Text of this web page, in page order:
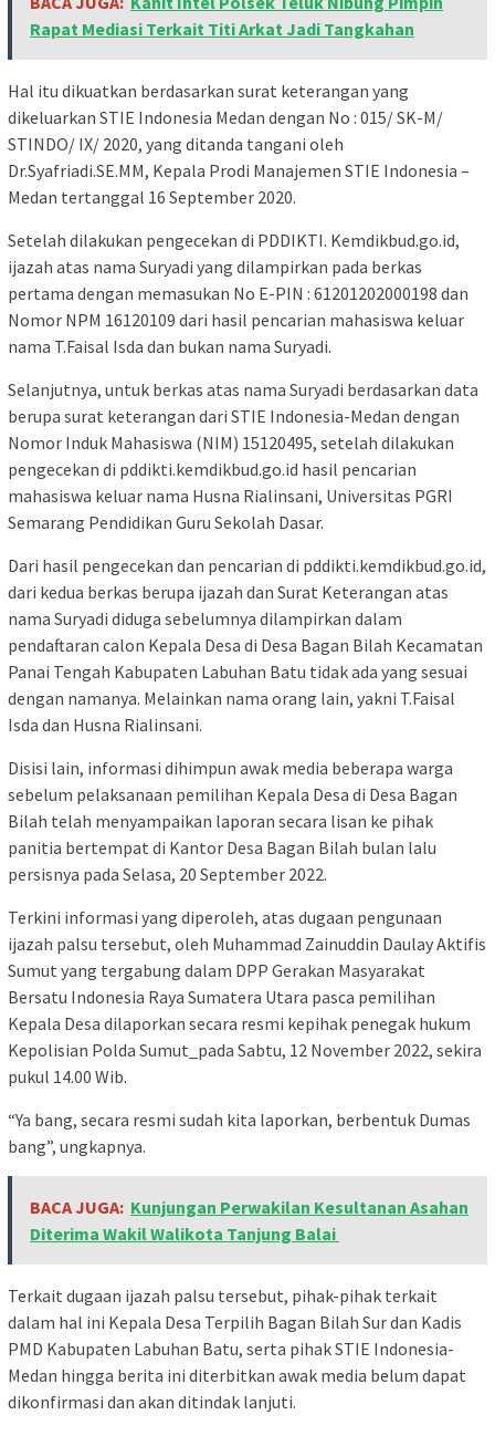
Rapat Mediasi Terkait Titi Arkat Jadi Tangkahan
Hal itu dikuatkan berdasarkan surat keterangan yang
dikeluarkan STIE Indonesia Medan dengan No : 015/ SK-M/
STINDO/ IX/ 2020, yang ditanda tangani oleh
Dr.Syafriadi.SE.MM, Kepala Prodi Manajemen STIE Indonesia –
Medan tertanggal 16 September 2020.
Setelah dilakukan pengecekan di PDDIKTI. Kemdikbud.go.id,
ijazah atas nama Suryadi yang dilampirkan pada berkas
pertama dengan memasukan No E-PIN : 61201202000198 dan
Nomor NPM 16120109 dari hasil pencarian mahasiswa keluar
nama T.Faisal Isda dan bukan nama Suryadi.
Selanjutnya, untuk berkas atas nama Suryadi berdasarkan data
berupa surat keterangan dari STIE Indonesia-Medan dengan
Nomor Induk Mahasiswa (NIM) 15120495, setelah dilakukan
pengecekan di pddikti.kemdikbud.go.id hasil pencarian
mahasiswa keluar nama Husna Rialinsani, Universitas PGRI
Semarang Pendidikan Guru Sekolah Dasar.
Dari hasil pengecekan dan pencarian di pddikti.kemdikbud.go.id,
dari kedua berkas berupa ijazah dan Surat Keterangan atas
nama Suryadi diduga sebelumnya dilampirkan dalam
pendaftaran calon Kepala Desa di Desa Bagan Bilah Kecamatan
Panai Tengah Kabupaten Labuhan Batu tidak ada yang sesuai
dengan namanya. Melainkan nama orang lain, yakni T.Faisal
Isda dan Husna Rialinsani.
Disisi lain, informasi dihimpun awak media beberapa warga
sebelum pelaksanaan pemilihan Kepala Desa di Desa Bagan
Bilah telah menyampaikan laporan secara lisan ke pihak
panitia bertempat di Kantor Desa Bagan Bilah bulan lalu
persisnya pada Selasa, 20 September 2022.
Terkini informasi yang diperoleh, atas dugaan pengunaan
ijazah palsu tersebut, oleh Muhammad Zainuddin Daulay Aktifis
Sumut yang tergabung dalam DPP Gerakan Masyarakat
Bersatu Indonesia Raya Sumatera Utara pasca pemilihan
Kepala Desa dilaporkan secara resmi kepihak penegak hukum
Kepolisian Polda Sumut_pada Sabtu, 12 November 2022, sekira
pukul 14.00 Wib.
“Ya bang, secara resmi sudah kita laporkan, berbentuk Dumas
bang”, ungkapnya.
BACA JUGA: Kunjungan Perwakilan Kesultanan Asahan
Diterima Wakil Walikota Tanjung Balai
Terkait dugaan ijazah palsu tersebut, pihak-pihak terkait
dalam hal ini Kepala Desa Terpilih Bagan Bilah Sur dan Kadis
PMD Kabupaten Labuhan Batu, serta pihak STIE Indonesia-
Medan hingga berita ini diterbitkan awak media belum dapat
dikonfirmasi dan akan ditindak lanjuti.